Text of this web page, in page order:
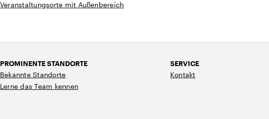
Veranstaltungsorte mit Außenbereich
PROMINENTE STANDORTE
Bekannte Standorte
Lerne das Team kennen
SERVICE
Kontakt